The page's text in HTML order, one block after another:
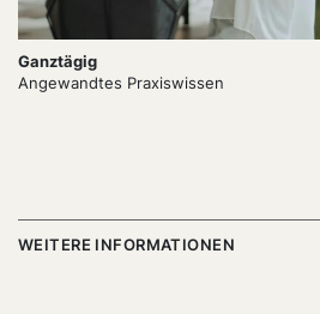
Dauer:
Ganztägig
Level
Angewandtes Praxiswissen
WEITERE INFORMATIONEN